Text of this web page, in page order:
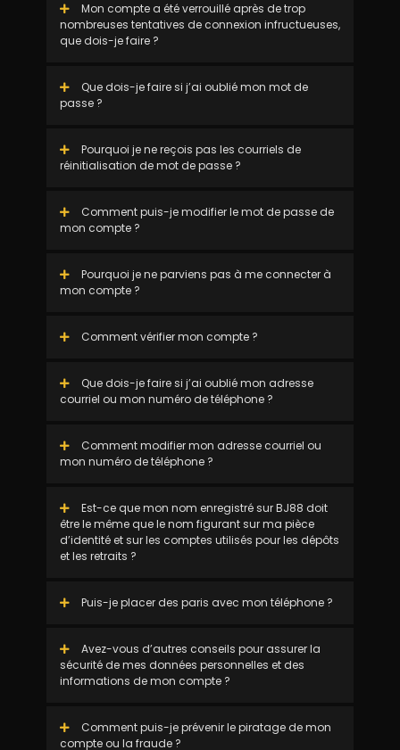
Mon compte a été verrouillé après de trop
nombreuses tentatives de connexion infructueuses,
que dois-je faire ?
Que dois-je faire si j’ai oublié mon mot de
passe ?
Pourquoi je ne reçois pas les courriels de
réinitialisation de mot de passe ?
Comment puis-je modifier le mot de passe de
mon compte ?
Pourquoi je ne parviens pas à me connecter à
mon compte ?
Comment vérifier mon compte ?
Que dois-je faire si j’ai oublié mon adresse
courriel ou mon numéro de téléphone ?
Comment modifier mon adresse courriel ou
mon numéro de téléphone ?
Est-ce que mon nom enregistré sur BJ88 doit
être le même que le nom figurant sur ma pièce
d’identité et sur les comptes utilisés pour les dépôts
et les retraits ?
Puis-je placer des paris avec mon téléphone ?
Avez-vous d’autres conseils pour assurer la
sécurité de mes données personnelles et des
informations de mon compte ?
Comment puis-je prévenir le piratage de mon
compte ou la fraude ?